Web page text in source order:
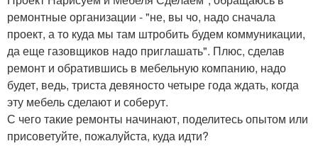
ремонтные организации - "не, вы чо, надо сначала
проект, а то куда мы там штробить будем коммуникации,
да еще газовщиков надо приглашать". Плюс, сделав
ремонт и обратившись в мебельную компанию, надо
будет, ведь, триста девяносто четыре года ждать, когда
эту мебель сделают и соберут.
С чего такие ремонты начинают, поделитесь опытом или
присоветуйте, пожалуйста, куда идти?